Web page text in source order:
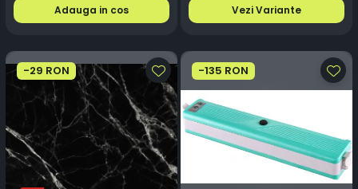
Adauga in cos Vezi Variante
-29 RON -135 RON